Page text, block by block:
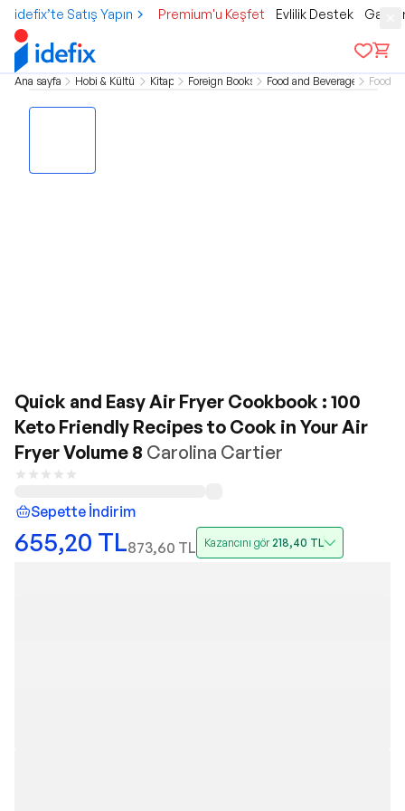
idefix’te Satış Yapın Premium'u Keşfet Evlilik Destek
Ana sayfa Hobi & Kültür Kitap Foreign Books Food and Beverage Food
Quick and Easy Air Fryer Cookbook : 100
Keto Friendly Recipes to Cook in Your Air
Fryer Volume 8 Carolina Cartier
Sepette İndirim
655,20 TL873,60 TL Kazancını gör218,40 TL